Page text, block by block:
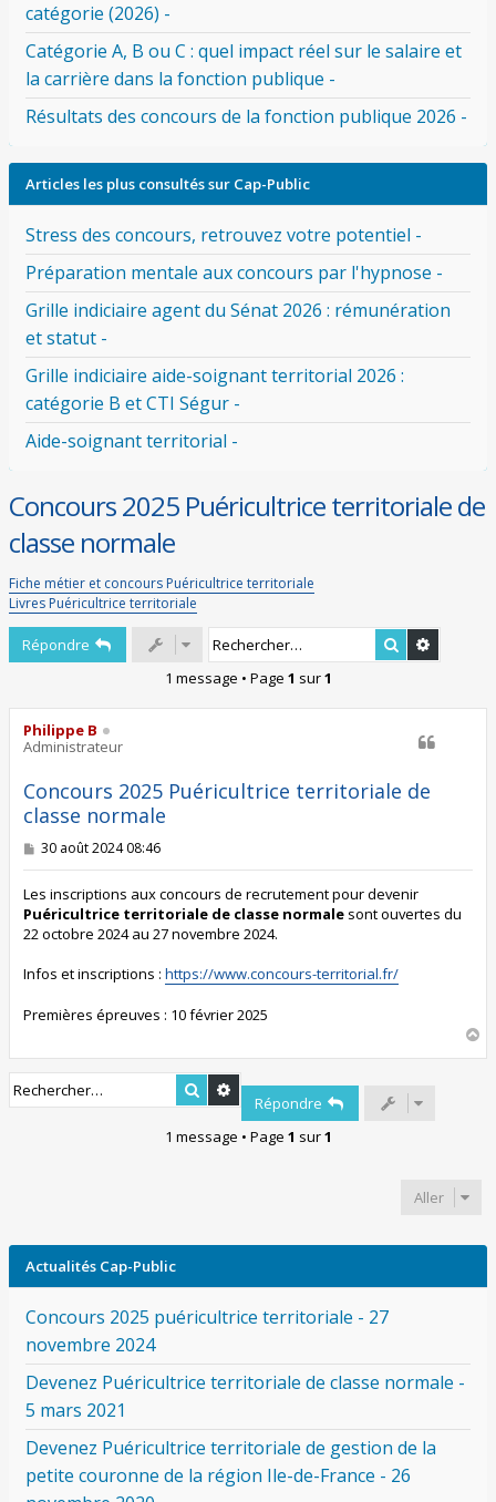
catégorie (2026) -
Catégorie A, B ou C : quel impact réel sur le salaire et
la carrière dans la fonction publique -
Résultats des concours de la fonction publique 2026 -
Articles les plus consultés sur Cap-Public
Stress des concours, retrouvez votre potentiel -
Préparation mentale aux concours par l'hypnose -
Grille indiciaire agent du Sénat 2026 : rémunération
et statut -
Grille indiciaire aide-soignant territorial 2026 :
catégorie B et CTI Ségur -
Aide-soignant territorial -
Concours 2025 Puéricultrice territoriale de
classe normale
Fiche métier et concours Puéricultrice territoriale
Livres Puéricultrice territoriale
Répondre Rechercher
1 message • Page 1 sur1
Philippe B
Administrateur
Concours 2025 Puéricultrice territoriale de
classe normale
M
s
a
g
e
30 août 2024 08:46
Les inscriptions aux concours de recrutement pour devenir
Puéricultrice territoriale de classe normale sont ouvertes du
22 octobre 2024 au 27 novembre 2024.
Infos et inscriptions : https://www.concours-territorial.fr/
Premières épreuves : 10 février 2025
Rechercher
Recherche avancée
Répondre
1 message • Page 1 sur1
Aller
Actualités Cap-Public
Concours 2025 puéricultrice territoriale - 27
novembre 2024
Devenez Puéricultrice territoriale de classe normale -
5 mars 2021
Devenez Puéricultrice territoriale de gestion de la
petite couronne de la région Ile-de-France - 26